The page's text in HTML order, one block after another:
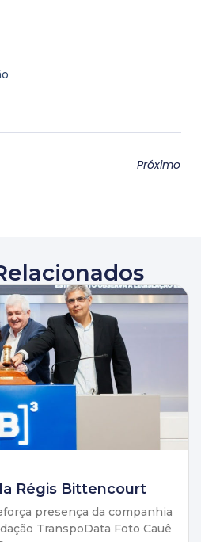
Próximo
Régis Bittencourt
presença da companhia
TranspoData Foto Cauê